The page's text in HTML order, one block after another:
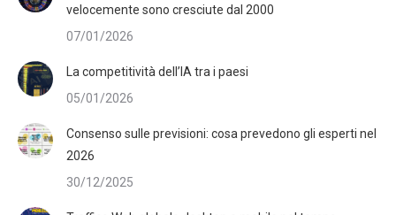
velocemente sono cresciute dal 2000
07/01/2026
La competitività dell’IA tra i paesi
05/01/2026
Consenso sulle previsioni: cosa prevedono gli esperti nel
2026
30/12/2025